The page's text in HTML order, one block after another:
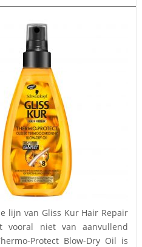
lijn van Gliss Kur Hair Repair
vooral niet van aanvullend
Protect Blow-Dry Oil is